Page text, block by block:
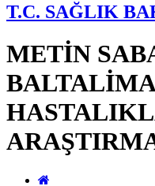
T.C. SAĞLIK
METİN